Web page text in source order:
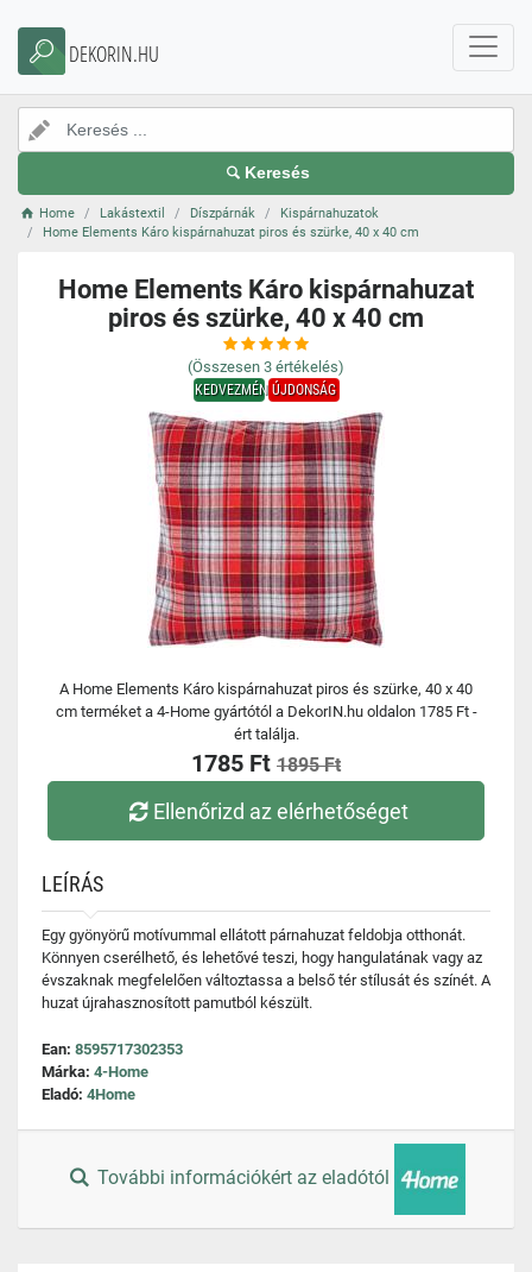
DEKORIN.HU
Keresés
Home Lakástextil Díszpárnák
Kispárnahuzatok
Home Elements Káro kispárnahuzat piros és szürke, 40 x 40 cm
Home Elements Káro kispárnahuzat
piros és szürke, 40 x 40 cm
(Összesen 3 értékelés)
KEDVEZMÉNYÚJDONSÁG
A Home Elements Káro kispárnahuzat piros és szürke, 40 x 40
cm terméket a 4-Home gyártótól a DekorIN.hu oldalon 1785 Ft -
ért találja.
1785 Ft 1895 Ft
Ellenőrizd az elérhetőséget
LEÍRÁS
Egy gyönyörű motívummal ellátott párnahuzat feldobja otthonát.
Könnyen cserélhető, és lehetővé teszi, hogy hangulatának vagy az
évszaknak megfelelően változtassa a belső tér stílusát és színét. A
huzat újrahasznosított pamutból készült.
Ean: 8595717302353
Márka: 4-Home
Eladó: 4Home
További információkért az eladótól